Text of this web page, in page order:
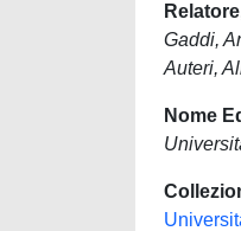
Gaddi,
Auteri,
Nome